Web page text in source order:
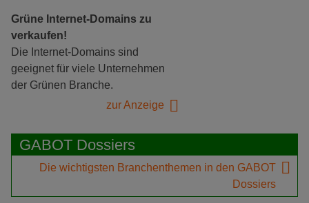
Grüne Internet-Domains zu
verkaufen!
Die Internet-Domains sind
geeignet für viele Unternehmen
der Grünen Branche.
zur Anzeige
GABOT Dossiers
Die wichtigsten Branchenthemen in den GABOT
Dossiers